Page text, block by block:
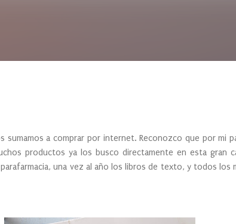
sumamos a comprar por internet. Reconozco que por mi
productos ya los busco directamente en esta gran
una vez al año los libros de texto, y todos los